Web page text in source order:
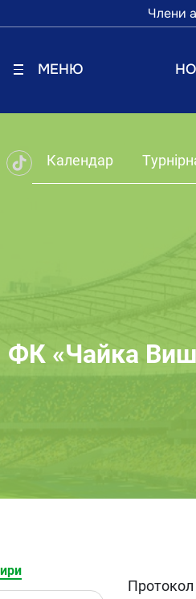
Члени
МЕНЮ
Календар
ФК «Чайка
Протокол